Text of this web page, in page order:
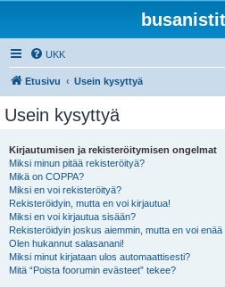
UKK
Etusivu Usein kysyttyä
Usein kysyttyä
Kirjautumisen ja rekisteröitymisen ongelmat
Miksi minun pitää rekisteröityä?
Mikä on COPPA?
Miksi en voi rekisteröityä?
Rekisteröidyin, mutta en voi kirjautua!
Miksi en voi kirjautua sisään?
Rekisteröidyin joskus aiemmin, mutta en voi
Olen hukannut salasanani!
Miksi minut kirjataan ulos automaattisesti?
Mitä “Poista foorumin evästeet” tekee?